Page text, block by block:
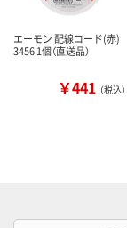
エーモン 配線コード(赤)
3456 1個（直送品）
￥441 （税込）